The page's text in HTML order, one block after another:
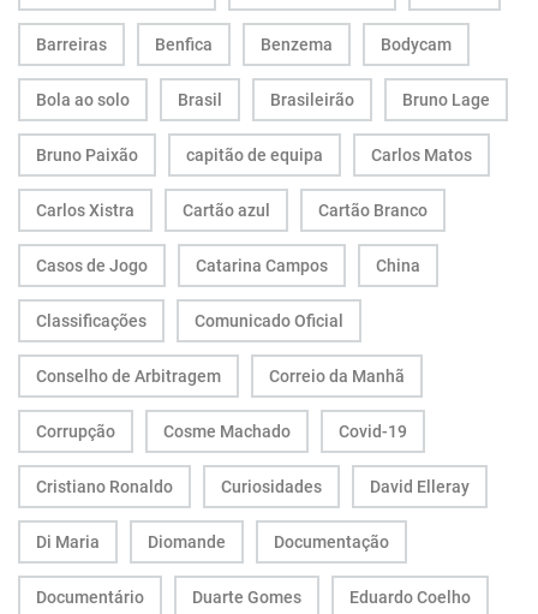
Barreiras Benfica Benzema Bodycam
Bola ao solo Brasil Brasileirão Bruno Lage
Bruno Paixão capitão de equipa Carlos Matos
Carlos Xistra Cartão azul Cartão Branco
Casos de Jogo Catarina Campos China
Classificações Comunicado Oficial
Conselho de Arbitragem Correio da Manhã
Corrupção Cosme Machado Covid-19
Cristiano Ronaldo Curiosidades David Elleray
Di Maria Diomande Documentação
Documentário Duarte Gomes Eduardo Coelho